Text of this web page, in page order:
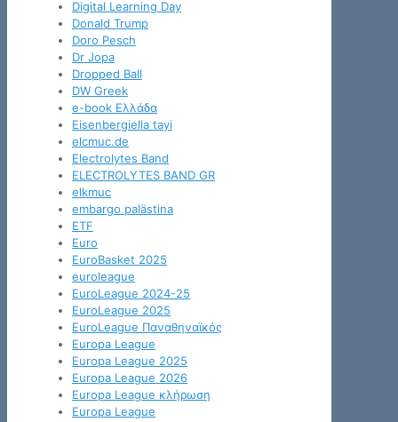
Digital Learning Day
Donald Trump
Doro Pesch
Dr Jopa
Dropped Ball
DW Greek
e-book Ελλάδα
Eisenbergiella tayi
elcmuc.de
Electrolytes Band
ELECTROLYTES BAND GR
elkmuc
embargo palästina
ETF
Euro
EuroBasket 2025
euroleague
EuroLeague 2024-25
EuroLeague 2025
EuroLeague Παναθηναϊκός
Europa League
Europa League 2025
Europa League 2026
Europa League κλήρωση
Europa League